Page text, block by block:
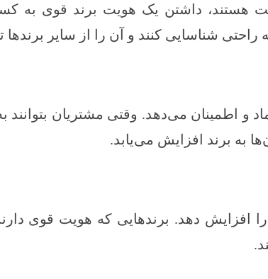
هستند، داشتن یک هویت برند قوی به
راحتی شناسایی کنند و آن را از سایر
و اطمینان می‌دهد. وقتی مشتریان
به برند افزایش می‌یابد.
افزایش دهد. برندهایی که هویت قوی